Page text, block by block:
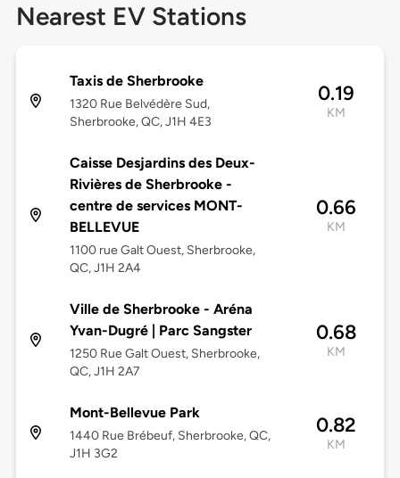
Nearest EV Stations
Taxis de Sherbrooke
1320 Rue Belvédère Sud,
Sherbrooke, QC, J1H 4E3
0.19
KM
Caisse Desjardins des Deux-
Rivières de Sherbrooke -
centre de services MONT-
BELLEVUE
1100 rue Galt Ouest, Sherbrooke,
QC, J1H 2A4
0.66
KM
Ville de Sherbrooke - Aréna
Yvan-Dugré | Parc Sangster
1250 Rue Galt Ouest, Sherbrooke,
QC, J1H 2A7
0.68
KM
Mont-Bellevue Park
1440 Rue Brébeuf, Sherbrooke, QC,
J1H 3G2
0.82
KM